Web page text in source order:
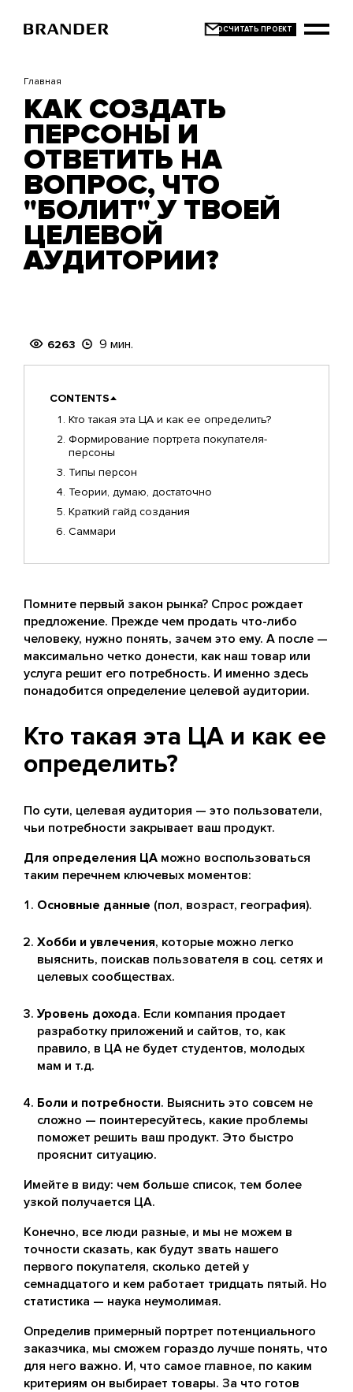
основному
Главная
КАК СОЗДАТЬ
ПЕРСОНЫ И
ОТВЕТИТЬ НА
ВОПРОС, ЧТО
"БОЛИТ" У ТВОЕЙ
ЦЕЛЕВОЙ
АУДИТОРИИ?
6263 9 мин.
CONTENTS
Кто такая эта ЦА и как ее определить?
Формирование портрета покупателя-
персоны
Типы персон
Теории, думаю, достаточно
Краткий гайд создания
Саммари
Помните первый закон рынка? Спрос рождает
предложение. Прежде чем продать что-либо
человеку, нужно понять, зачем это ему. А после —
максимально четко донести, как наш товар или
услуга решит его потребность. И именно здесь
понадобится определение целевой аудитории.
Кто такая эта ЦА и как ее
определить?
По сути, целевая аудитория — это пользователи,
чьи потребности закрывает ваш продукт.
Для определения ЦА можно воспользоваться
таким перечнем ключевых моментов:
Основные данные (пол, возраст, география).
Хобби и увлечения, которые можно легко
выяснить, поискав пользователя в соц. сетях и
целевых сообществах.
Уровень дохода. Если компания продает
разработку приложений и сайтов, то, как
правило, в ЦА не будет студентов, молодых
мам и т.д.
Боли и потребности. Выяснить это совсем не
сложно — поинтересуйтесь, какие проблемы
поможет решить ваш продукт. Это быстро
прояснит ситуацию.
Имейте в виду: чем больше список, тем более
узкой получается ЦА.
Конечно, все люди разные, и мы не можем в
точности сказать, как будут звать нашего
первого покупателя, сколько детей у
семнадцатого и кем работает тридцать пятый. Но
статистика — наука неумолимая.
Определив примерный портрет потенциального
заказчика, мы сможем гораздо лучше понять, что
для него важно. И, что самое главное, по каким
критериям он выбирает товары. За что готов